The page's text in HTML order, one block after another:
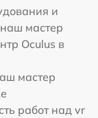
и
мастер
Oculus в
мастер
работ над vr